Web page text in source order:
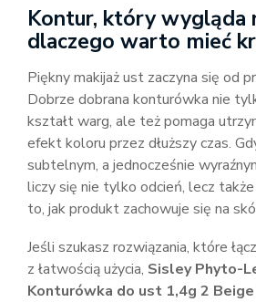
Kontur, który wygląda
dlaczego warto mieć
Piękny makijaż ust zaczyna się od
Dobrze dobrana konturówka nie
kształt warg, ale też pomaga
efekt koloru przez dłuższy czas.
subtelnym, a jednocześnie
liczy się nie tylko odcień, lecz
to, jak produkt zachowuje się na
Jeśli szukasz rozwiązania, które
z łatwością użycia, Sisley Phyto-
Konturówka do ust 1,4g 2